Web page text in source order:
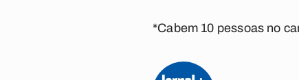
*Cabem 10 pessoas no